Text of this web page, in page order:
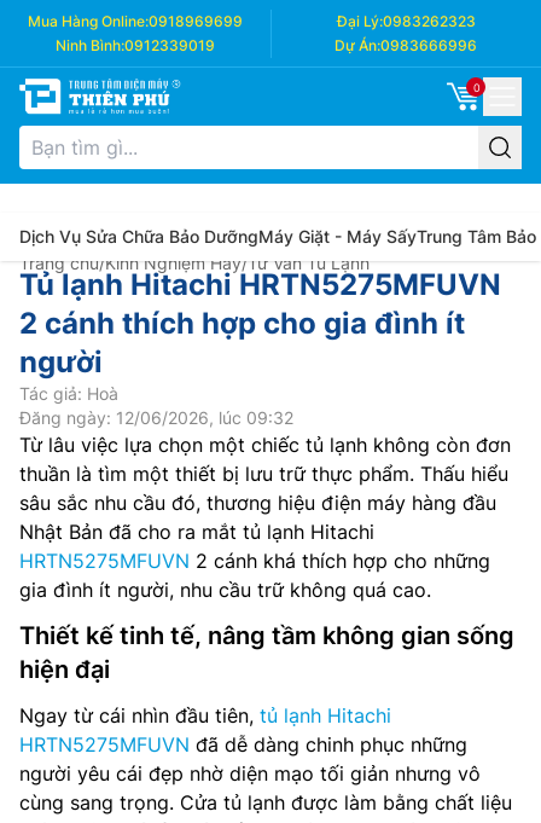
Mua Hàng Online:0918969699 Đại Lý:0983262323
Ninh Bình:0912339019 Dự Án:0983666996
0
Dịch Vụ Sửa Chữa Bảo DưỡngMáy Giặt - Máy SấyTrung Tâm Bảo
Trang chủ/Kinh Nghiệm Hay/Tư Vấn Tủ Lạnh
Tủ lạnh Hitachi HRTN5275MFUVN
2 cánh thích hợp cho gia đình ít
người
Tác giả: Hoà
Đăng ngày: 12/06/2026, lúc 09:32
Từ lâu việc lựa chọn một chiếc tủ lạnh không còn đơn
thuần là tìm một thiết bị lưu trữ thực phẩm. Thấu hiểu
sâu sắc nhu cầu đó, thương hiệu điện máy hàng đầu
Nhật Bản đã cho ra mắt tủ lạnh Hitachi
HRTN5275MFUVN 2 cánh khá thích hợp cho những
gia đình ít người, nhu cầu trữ không quá cao.
Thiết kế tinh tế, nâng tầm không gian sống
hiện đại
Ngay từ cái nhìn đầu tiên, tủ lạnh Hitachi
HRTN5275MFUVN đã dễ dàng chinh phục những
người yêu cái đẹp nhờ diện mạo tối giản nhưng vô
cùng sang trọng. Cửa tủ lạnh được làm bằng chất liệu